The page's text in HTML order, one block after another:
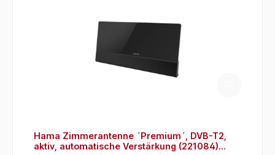
Hama Zimmerantenne ´Premium´, DVB-T2,
aktiv, automatische Verstärkung (221084)